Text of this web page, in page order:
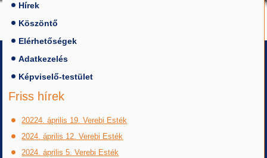
Hírek
Köszöntő
Elérhetőségek
Adatkezelés
Képviselő-testület
Friss hírek
20224. április 19. Verebi Esték
2024. április 12. Verebi Esték
2024. április 5. Verebi Esték